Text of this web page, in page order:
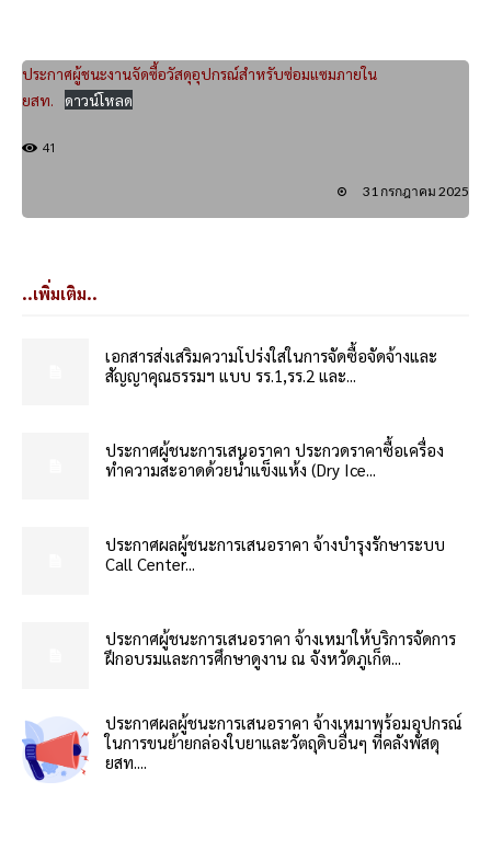
ประกาศผู้ชนะงานจัดซื้อวัสดุอุปกรณ์สำหรับซ่อมแซมภายใน
ยสท.
ดาวน์โหลด
41
31 กรกฎาคม 2025
..เพิ่มเติม..
เอกสารส่งเสริมความโปร่งใสในการจัดซื้อจัดจ้างและ
สัญญาคุณธรรมฯ แบบ รร.1,รร.2 และ...
ประกาศผู้ชนะการเสนอราคา ประกวดราคาซื้อเครื่อง
ทำความสะอาดด้วยน้ำแข็งแห้ง (Dry Ice...
ประกาศผลผู้ชนะการเสนอราคา จ้างบำรุงรักษาระบบ
Call Center...
ประกาศผู้ชนะการเสนอราคา จ้างเหมาให้บริการจัดการ
ฝึกอบรมและการศึกษาดูงาน ณ จังหวัดภูเก็ต...
ประกาศผลผู้ชนะการเสนอราคา จ้างเหมาพร้อมอุปกรณ์
ในการขนย้ายกล่องใบยาและวัตถุดิบอื่นๆ ที่คลังพัสดุ
ยสท....